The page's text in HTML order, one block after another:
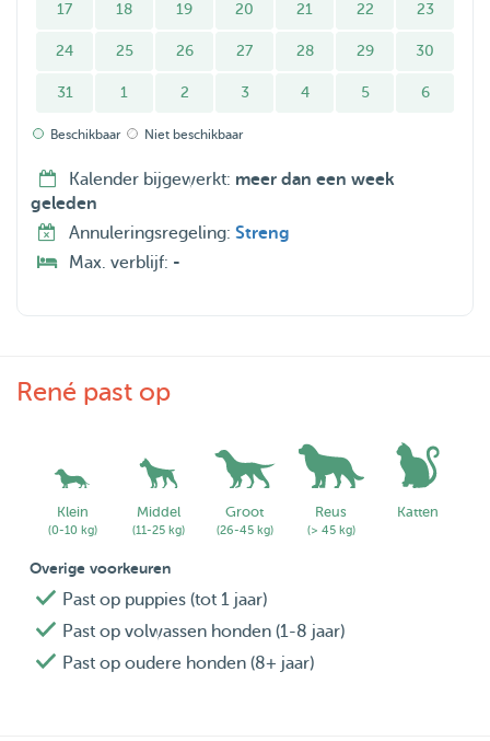
17 18 19 20 21 22 23
24 25 26 27 28 29 30
31 1 2 3 4 5 6
Beschikbaar Niet beschikbaar
Kalender bijgewerkt: meer dan een week
geleden
Annuleringsregeling: Streng
Max. verblijf: -
René past op
Klein
(0-10 kg)
Middel
(11-25 kg)
Groot
(26-45 kg)
Reus
(> 45 kg)
Katten
Overige voorkeuren
Past op puppies (tot 1 jaar)
Past op volwassen honden (1-8 jaar)
Past op oudere honden (8+ jaar)